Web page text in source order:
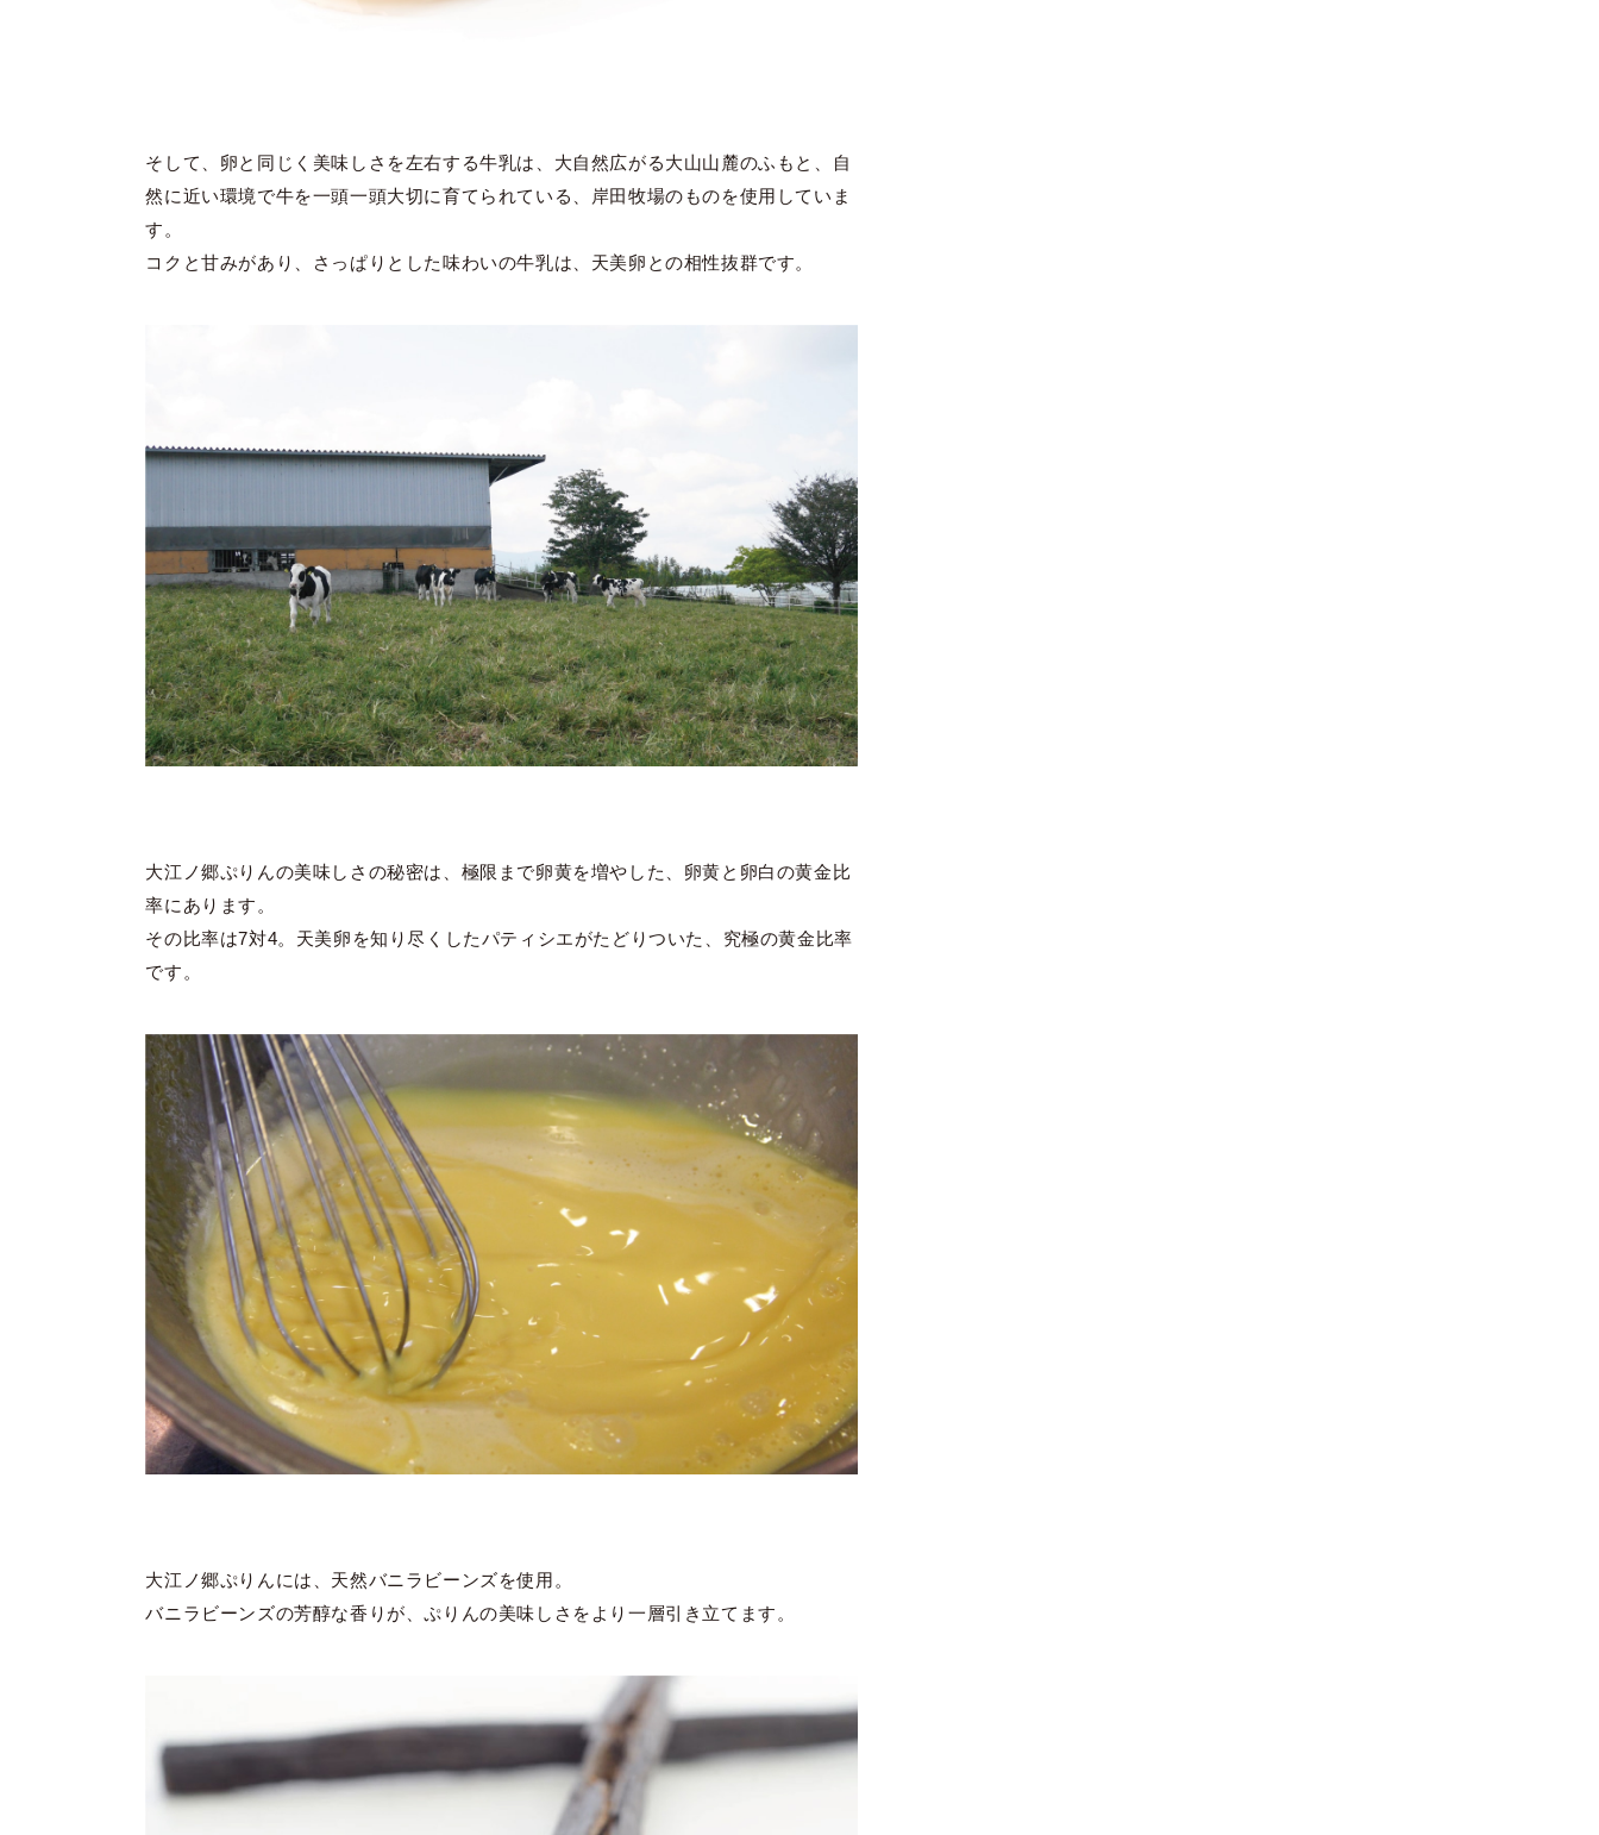
そして、卵と同じく美味しさを左右する牛乳は、大自然広がる大山山麓のふもと、自
然に近い環境で牛を一頭一頭大切に育てられている、岸田牧場のものを使用していま
す。
コクと甘みがあり、さっぱりとした味わいの牛乳は、天美卵との相性抜群です。
大江ノ郷ぷりんの美味しさの秘密は、極限まで卵黄を増やした、卵黄と卵白の黄金比
率にあります。
その比率は7対4。天美卵を知り尽くしたパティシエがたどりついた、究極の黄金比率
です。
大江ノ郷ぷりんには、天然バニラビーンズを使用。
バニラビーンズの芳醇な香りが、ぷりんの美味しさをより一層引き立てます。